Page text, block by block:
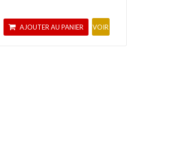
AJOUTER AU PANIER VOIR